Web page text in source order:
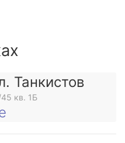
Танкистов
45 кв. 1Б